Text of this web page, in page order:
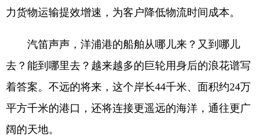
力货物运输提效增速，为客户降低物流时间成本。
汽笛声声，洋浦港的船舶从哪儿来？又到哪儿
去？能到哪里去？越来越多的巨轮用身后的浪花谱写
着答案。不远的将来，这个岸长44千米、面积约24万
平方千米的港口，还将连接更遥远的海洋，通往更广
阔的天地。